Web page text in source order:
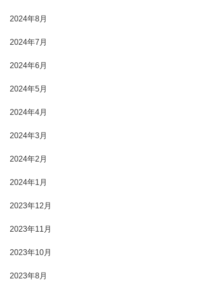
2024年8月
2024年7月
2024年6月
2024年5月
2024年4月
2024年3月
2024年2月
2024年1月
2023年12月
2023年11月
2023年10月
2023年8月